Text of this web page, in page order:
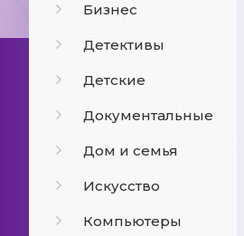
Бизнес
Детективы
Детские
Документальные
Дом и семья
Искусство
Компьютеры